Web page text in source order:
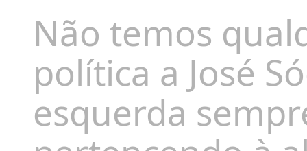
Não temos
política a José
esquerda